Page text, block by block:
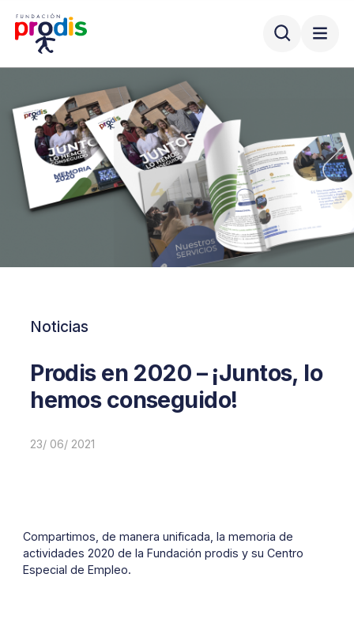
Noticias
Prodis en 2020 – ¡Juntos, lo
hemos conseguido!
23/ 06/ 2021
Compartimos, de manera unificada, la memoria de
actividades 2020 de la Fundación prodis y su Centro
Especial de Empleo.